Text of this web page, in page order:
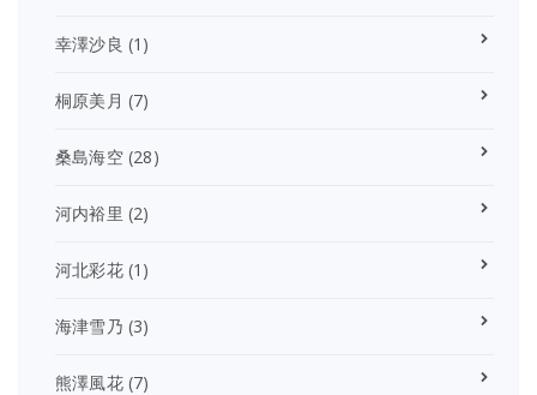
幸澤沙良 (1)
桐原美月 (7)
桑島海空(28)
河内裕里 (2)
河北彩花(1)
海津雪乃 (3)
熊澤風花(7)